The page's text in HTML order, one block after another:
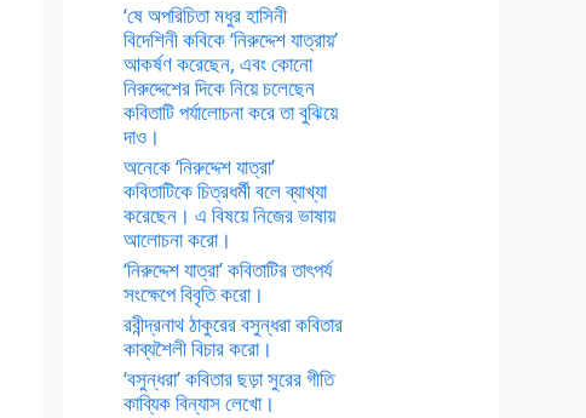
‘ষে অপরিচিতা মধুর হাসিনী
বিদেশিনী কবিকে ‘নিরুদ্দেশ যাত্রায়’
আকর্ষণ করেছেন, এবং কোনো
নিরুদ্দেশের দিকে নিয়ে চলেছেন
কবিতাটি পর্যালোচনা করে তা বুঝিয়ে
দাও।
অনেকে ‘নিরুদ্দেশ যাত্রা’
কবিতাটিকে চিত্রধর্মী বলে ব্যাখ্যা
করেছেন। এ বিষয়ে নিজের ভাষায়
আলোচনা করো।
‘নিরুদ্দেশ যাত্রা’ কবিতাটির তাৎপর্য
সংক্ষেপে বিবৃতি করো।
রবীন্দ্রনাথ ঠাকুরের বসুন্ধরা কবিতার
কাব্যশৈলী বিচার করো।
‘বসুন্ধরা’ কবিতার ছড়া সুরের গীতি
কাব্যিক বিন্যাস লেখো।